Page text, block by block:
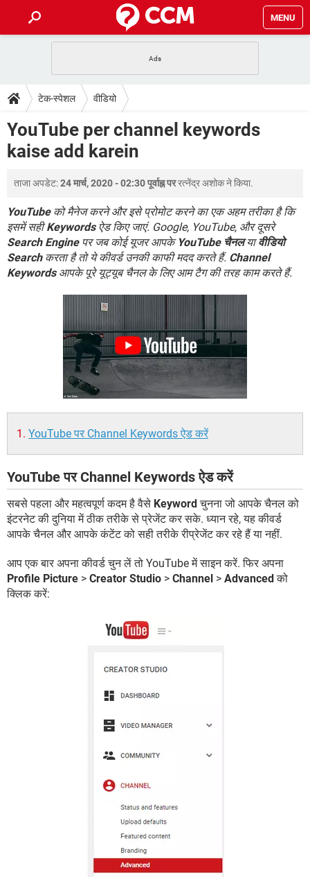
MENU
फोन पर अकाउंट बैलेंस चेक
WhatsApp Hack हो गया? Lucky Patcher यूज करें
टेक-स्पेशल
2020 के फ्री एंटीवायरस
बेस्ट फ्री ऑनलाइन गेम्स
डाउनलोड
Vidmate
FORUM
TikTok Account Freeze हो गया JioPhone में TikTok डाउनलोड
SBI बैंक अकाउंट नंबर पता करें
केबल और कनेक्टर्स कंप्यूटर बस
सीरियल और पैरलल पोर्ट
टेक-स्पेशल वीडियो
YouTube per channel keywords
kaise add karein
ताजा अपडेट:24 मार्च, 2020 - 02:30 पूर्वाह्न पररत्नेंद्र अशोकने किया.
YouTubeको मैनेज करने और इसे प्रोमोट करने का एक अहम तरीका है कि
इसमें सहीKeywordsऐड किए जाएं. Google, YouTube, और दूसरे
Search Engineपर जब कोई यूजर आपके YouTube चैनलयावीडियो
Searchकरता है तो ये कीवर्ड उनकी काफी मदद करते हैं. Channel
Keywordsआपके पूरे यूट्यूब चैनल के लिए आम टैग की तरह काम करते हैं.
YouTube पर Channel Keywords ऐड करें
YouTube पर Channel Keywords ऐड करें
सबसे पहला और महत्वपूर्ण कदम है वैसे Keywordचुनना जो आपके चैनल को
इंटरनेट की दुनिया में ठीक तरीके से प्रेजेंट कर सके. ध्यान रहे, यह कीवर्ड
आपके चैनल और आपके कंटेंट को सही तरीके रीप्रेजेंट कर रहे हैं या नहीं.
आप एक बार अपना कीवर्ड चुन लें तो YouTube में साइन करें. फिर अपना
Profile Picture > Creator Studio > Channel > Advancedको
क्लिक करें: